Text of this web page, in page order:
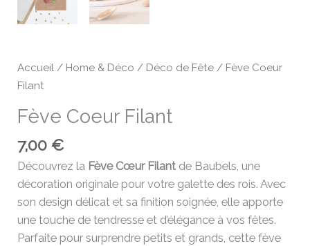
Accueil / Home & Déco / Déco de Fête / Fève Coeur
Filant
Fève Coeur Filant
7,00€
Découvrez la Fève Cœur Filant de Baubels, une
décoration originale pour votre galette des rois. Avec
son design délicat et sa finition soignée, elle apporte
une touche de tendresse et d’élégance à vos fêtes.
Parfaite pour surprendre petits et grands, cette fève